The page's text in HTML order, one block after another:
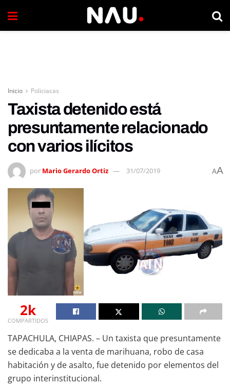
Inicio Policiacas
Taxista detenido está
presuntamente relacionado
con varios ilícitos
por Mario Gerardo Ortiz 31/07/2019 AA
2k
COMPARTIDOS
TAPACHULA, CHIAPAS. – Un taxista que presuntamente
se dedicaba a la venta de marihuana, robo de casa
habitación y de asalto, fue detenido por elementos del
grupo interinstitucional.